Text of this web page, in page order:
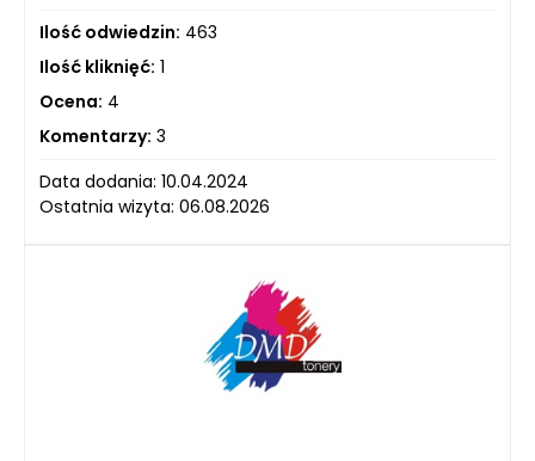
Ilość odwiedzin: 463
Ilość kliknięć: 1
Ocena: 4
Komentarzy: 3
Data dodania: 10.04.2024
Ostatnia wizyta: 06.08.2026